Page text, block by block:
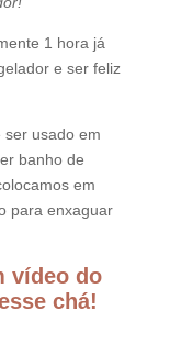
1 hora já
e ser feliz
ser usado em
banho de
em
para enxaguar
vídeo do
chá!